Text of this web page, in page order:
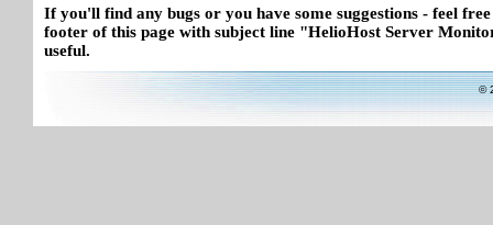
If you'll find any bugs or you have some suggestions - feel
footer of this page with subject line "HelioHost Server
useful.
©